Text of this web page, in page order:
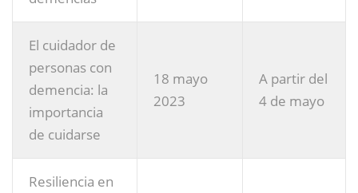
El cuidador de
personas con
demencia: la
importancia
de cuidarse
18 mayo
2023
A partir del
4 de mayo
Resiliencia en